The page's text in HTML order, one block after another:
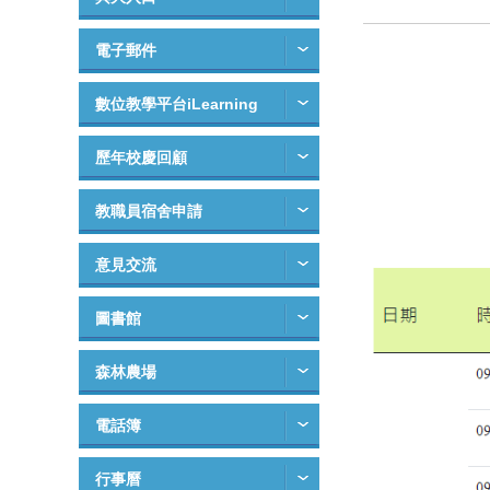
電子郵件
數位教學平台iLearning
歷年校慶回顧
教職員宿舍申請
意見交流
圖書館
森林農場
電話簿
行事曆